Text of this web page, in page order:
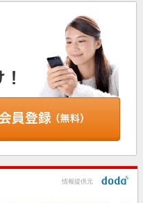
情報提供元